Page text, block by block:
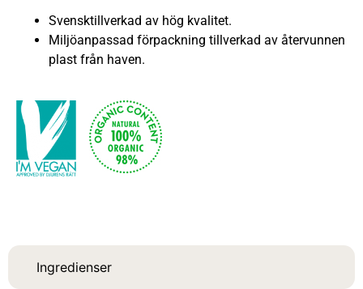
Ingredienser
Svensktillverkad av hög kvalitet.
Miljöanpassad förpackning tillverkad av återvunnen
plast från haven.